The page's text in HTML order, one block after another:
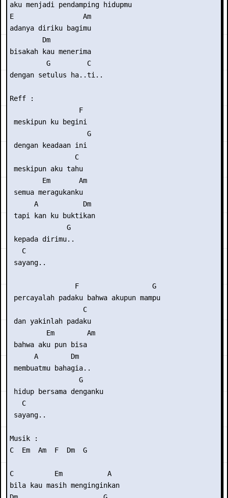
aku menjadi pendamping hidupmu
E                 Am
adanya diriku bagimu
        Dm
bisakah kau menerima
         G         C
dengan setulus ha..ti..
Reff :
                 F
meskipun ku begini
                   G
dengan keadaan ini
                C
meskipun aku tahu
        Em       Am
semua meragukanku
      A           Dm
tapi kan ku buktikan
              G
kepada dirimu..
   C
sayang..
                F                  G
percayalah padaku bahwa akupun mampu
                  C
dan yakinlah padaku
         Em        Am
bahwa aku pun bisa
      A        Dm
membuatmu bahagia..
                 G
hidup bersama denganku
   C
sayang..
Musik :
C  Em  Am  F  Dm  G
C          Em           A
bila kau masih menginginkan